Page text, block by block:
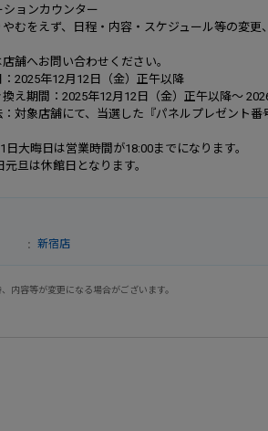
ションカウンター
むをえず、日程・内容・スケジュール等の変
舗へお問い合わせください。
2025年12月12日（金）正午以降
え期間：2025年12月12日（金）正午以降～
対象店舗にて、当選した『パネルプレゼント
大晦日は営業時間が18:00までになります。
旦は休館日となります。
新宿店
内容等が変更になる場合がございます。